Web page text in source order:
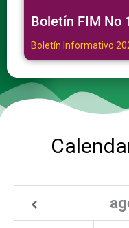
Boletín FIM No
Boletín Informativo